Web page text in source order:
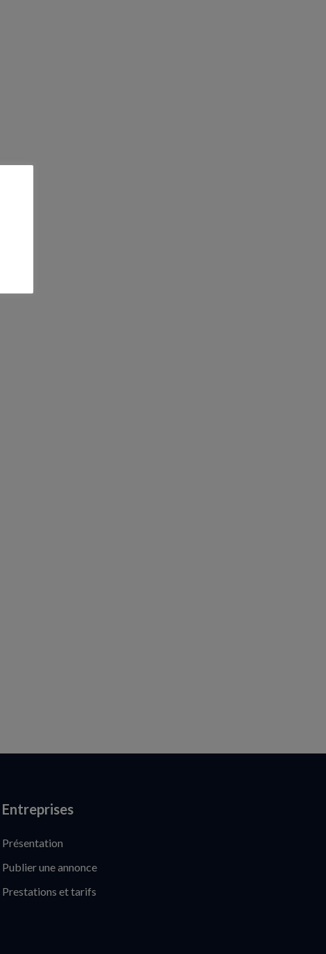
Entreprises
Présentation
Publier une annonce
Prestations et tarifs